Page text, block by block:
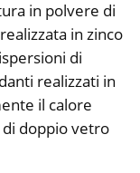
in polvere di
in zinco
di
realizzati in
il calore
doppio vetro